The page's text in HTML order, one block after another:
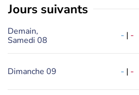
jours suivants
Demain,
Samedi 08
- | -
Dimanche 09 - | -